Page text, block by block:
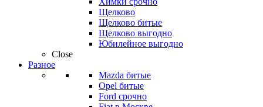
Щелково
Щелково битые
Щелково выгодно
Юбилейное выгодно
Close
Разное
Mazda битые
Opel битые
Ford срочно